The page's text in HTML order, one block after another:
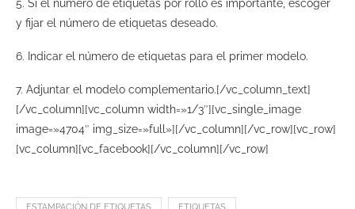
5. Si el número de etiquetas por rollo es importante, escoger
y fijar el número de etiquetas deseado.
6. Indicar el número de etiquetas para el primer modelo.
7. Adjuntar el modelo complementario.[/vc_column_text]
[/vc_column][vc_column width=»1/3″][vc_single_image
image=»4704″ img_size=»full»][/vc_column][/vc_row][vc_row]
[vc_column][vc_facebook][/vc_column][/vc_row]